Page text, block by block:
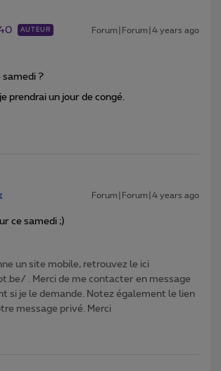
AUTEUR Forum|Forum|4 years ago
samedi ?
prendrai un jour de congé.
Forum|Forum|4 years ago
ce samedi ;)
un site mobile, retrouvez le ici
. Merci de me contacter en message
si je le demande. Notez également le lien
message privé. Merci